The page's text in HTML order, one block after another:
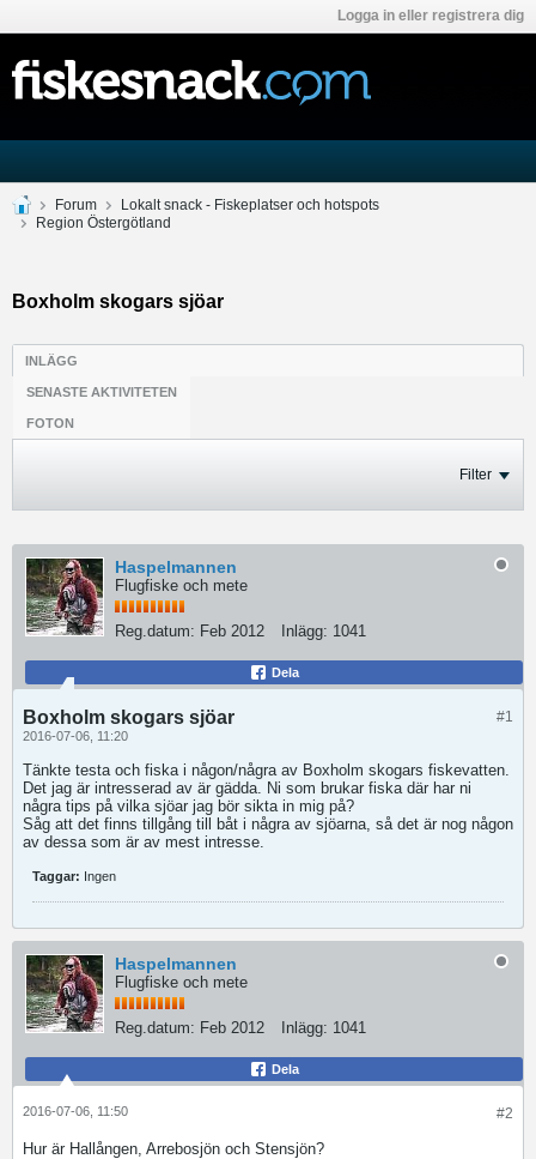
Logga in eller registrera dig
Forum
Lokalt snack - Fiskeplatser och hotspots
Region Östergötland
Boxholm skogars sjöar
INLÄGG
SENASTE AKTIVITETEN
FOTON
Filter
Haspelmannen
Flugfiske och mete
Reg.datum: Feb 2012 Inlägg: 1041
Dela
#1
Boxholm skogars sjöar
2016-07-06, 11:20
Tänkte testa och fiska i någon/några av Boxholm skogars fiskevatten.
Det jag är intresserad av är gädda. Ni som brukar fiska där har ni
några tips på vilka sjöar jag bör sikta in mig på?
Såg att det finns tillgång till båt i några av sjöarna, så det är nog någon
av dessa som är av mest intresse.
Taggar: Ingen
Haspelmannen
Flugfiske och mete
Reg.datum: Feb 2012 Inlägg: 1041
Dela
#2
2016-07-06, 11:50
Hur är Hallången, Arrebosjön och Stensjön?